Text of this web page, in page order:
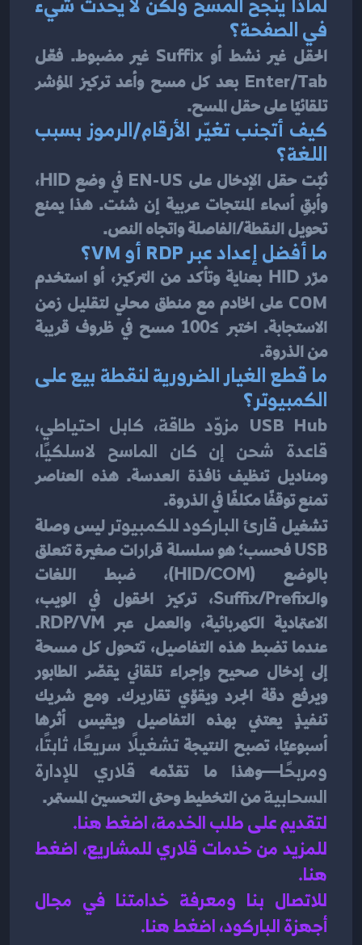
في الصفحة؟
الحقل غير نشط أو Suffix غير مضبوط. فعّل
Enter/Tab بعد كل مسح وأعد تركيز المؤشر
تلقائيًا على حقل المسح.
اللغة؟
ثبّت حقل الإدخال على EN-US
تحويل النقطة/الفاصلة واتجاه النص.
ما أفضل إعداد عبر RDP أو VM؟
مرّر HID بعناية وتأكد من التركيز، أو استخدم
COM
من الذروة.
الكمبيوتر؟
قاعدة شحن إن كان الماسح لاسلكيًا،
ومناديل تنظيف نافذة العدسة. هذه العناصر
تمنع توقفًا مكلفًا في الذروة.
تشغيل قارئ الباركود للكمبيوتر
إلى إدخال صحيح وإجراء تلقائي يقصّر الطابور
أسبوعيًا، تصبح النتيجة
ومربحًا—وهذا ما تقدّمه
السحابية من التخطيط وحتى التحسين المستمر.
لتقديم على طلب الخدمة، اضغط هنا.
هنا.
أجهزة الباركود، اضغط هنا.